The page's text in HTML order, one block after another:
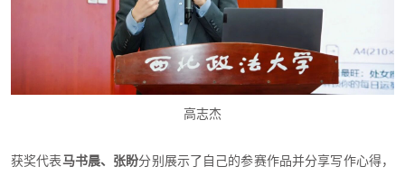
高志杰
获奖代表马书晨、张盼分别展示了自己的参赛作品并分享写作心得，